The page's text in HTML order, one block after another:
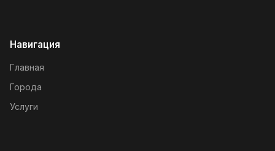
Навигация
Главная
Города
Услуги